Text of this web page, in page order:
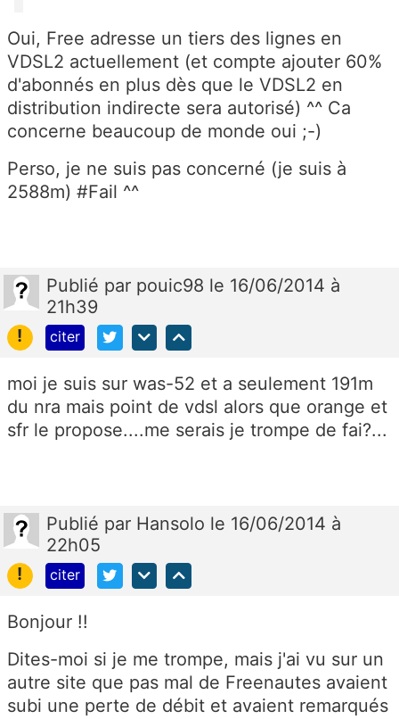
Oui, Free adresse un tiers des lignes en
VDSL2 actuellement (et compte ajouter 60%
d'abonnés en plus dès que le VDSL2 en
distribution indirecte sera autorisé) ^^ Ca
concerne beaucoup de monde oui ;-)
Perso, je ne suis pas concerné (je suis à
2588m) #Fail ^^
Publié par pouic98 le 16/06/2014 à
21h39
!
citer
moi je suis sur was-52 et a seulement 191m
du nra mais point de vdsl alors que orange et
sfr le propose....me serais je trompe de fai?...
Publié par Hansolo le 16/06/2014 à
22h05
!
citer
Bonjour !!
Dites-moi si je me trompe, mais j'ai vu sur un
autre site que pas mal de Freenautes avaient
subi une perte de débit et avaient remarqués